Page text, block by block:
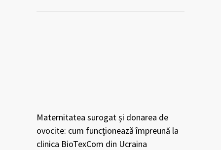
Maternitatea surogat și donarea de
ovocite: cum funcționează împreună la
clinica BioTexCom din Ucraina